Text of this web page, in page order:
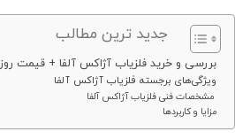
جدید ترین مطالب
بررسی و خرید فلزیاب آژاکس آلفا + قیمت روز ۱۴۰۵ و تست عمق و تفکیک
ویژگی‌های برجسته فلزیاب آژاکس آلفا
مشخصات فنی فلزیاب آژاکس آلفا
مزایا و کاربردها